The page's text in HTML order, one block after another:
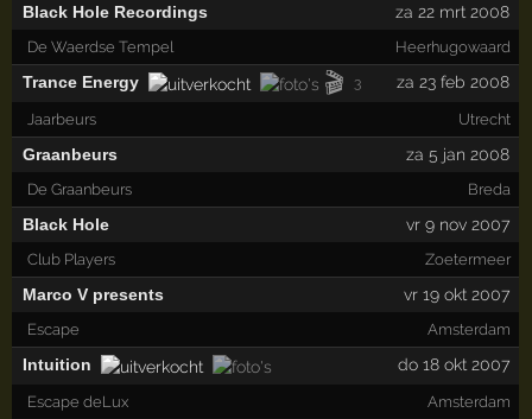
Black Hole Recordings za 22 mrt 2008
De Waerdse Tempel Heerhugowaard
Trance Energy 🎬 3 za 23 feb 2008
Jaarbeurs Utrecht
Graanbeurs za 5 jan 2008
De Graanbeurs Breda
Black Hole vr 9 nov 2007
Club Players Zoetermeer
Marco V presents vr 19 okt 2007
Escape Amsterdam
Intuition do 18 okt 2007
Escape deLux Amsterdam